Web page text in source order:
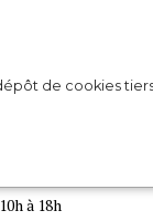
à 18h
de cookies